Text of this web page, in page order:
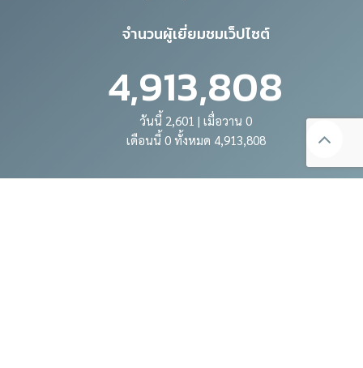
จำนวนผู้เยี่ยมชมเว็ปไซต์
4,913,808
วันนี้ 2,601 | เมื่อวาน 0
เดือนนี้ 0 ทั้งหมด 4,913,808